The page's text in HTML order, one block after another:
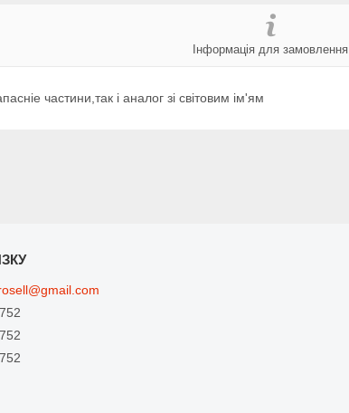
Інформація для замовлення
частини,так і аналог зі світовим ім'ям